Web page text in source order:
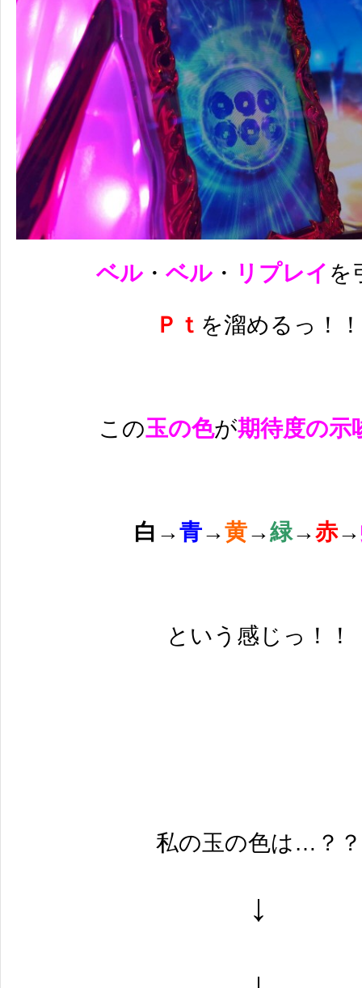
ベル・ ベル・ リプレイ を
Ｐｔ を溜めるっ！！
この玉の色が期待度の示
白 →青→黄→緑→赤→
という感じっ！！
私の玉の色は…？？
↓